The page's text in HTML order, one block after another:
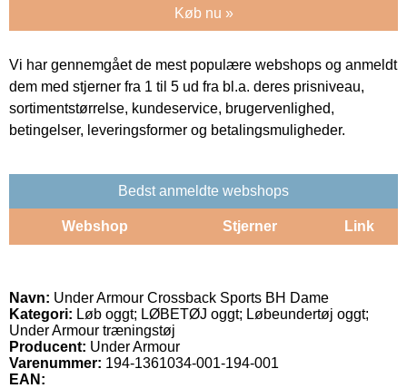
Køb nu »
Vi har gennemgået de mest populære webshops og anmeldt
dem med stjerner fra 1 til 5 ud fra bl.a. deres prisniveau,
sortimentstørrelse, kundeservice, brugervenlighed,
betingelser, leveringsformer og betalingsmuligheder.
Bedst anmeldte webshops
Webshop Stjerner Link
Navn: Under Armour Crossback Sports BH Dame
Kategori: Løb oggt; LØBETØJ oggt; Løbeundertøj oggt;
Under Armour træningstøj
Producent: Under Armour
Varenummer: 194-1361034-001-194-001
EAN: